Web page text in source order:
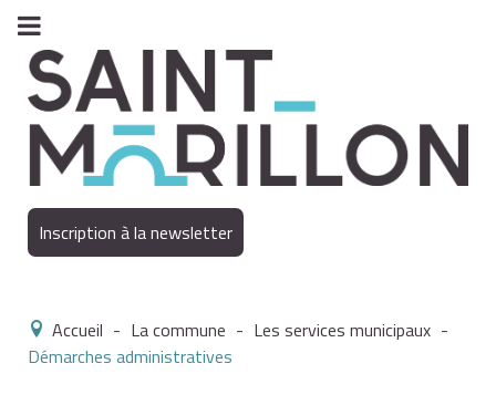
Inscription à la newsletter
Accueil - La commune - Les services municipaux -
Démarches administratives